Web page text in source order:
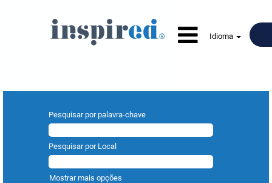
Idioma
Pesquisar por palavra-chave
Pesquisar por Local
Mostrar mais opções